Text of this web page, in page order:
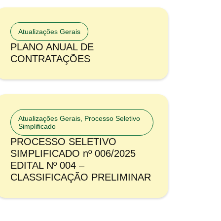
Atualizações Gerais
PLANO ANUAL DE
CONTRATAÇÕES
Atualizações Gerais Processo Seletivo
Simplificado
PROCESSO SELETIVO
SIMPLIFICADO nº 006/2025
EDITAL Nº 004 –
CLASSIFICAÇÃO PRELIMINAR